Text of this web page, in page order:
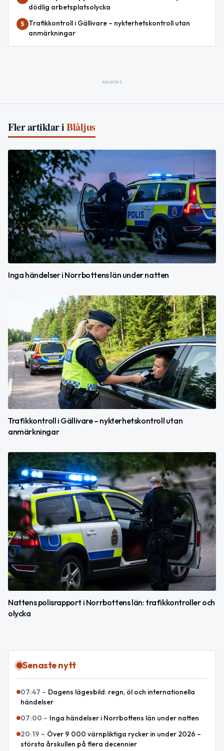
dödlig arbetsplatsolycka
5
Trafikkontroll i Gällivare – nykterhetskontroll utan
anmärkningar
ANNONS
Fler artiklar iBlåljus
Inga händelser i Norrbottens län under natten
Trafikkontroll i Gällivare – nykterhetskontroll utan
anmärkningar
Nattens polisrapport i Norrbottens län: trafikkontroller och
olycka
Senaste nytt
07:47 – Dagens lägesbild: regn, öl och internationella
händelser
07:00 – Inga händelser i Norrbottens län under natten
20:19 – Över 9 000 värnpliktiga rycker in under 2026 –
största årskullen på flera decennier